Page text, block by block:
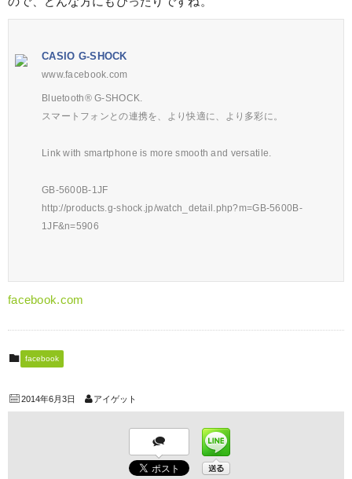
CASIO G-SHOCK
www.facebook.com
Bluetooth® G-SHOCK.
スマートフォンとの連携を、より快適に、より多彩に。
Link with smartphone is more smooth and versatile.
GB-5600B-1JF
http://products.g-shock.jp/watch_detail.php?m=GB-5600B-
1JF&n=5906
facebook.com
facebook
2014年6月3日 アイゲット